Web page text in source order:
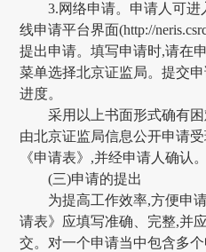
3.网络申请。申请人可
线申请平台界面(http://
提出申请。填写申请时,请在
菜单选择北京证监局。提交
进度。
采用以上书面形式确有
由北京证监局信息公开申请
《申请表》,并经申请人确认。
(三)申请的提出
为提高工作效率,方便申
请表》应填写准确、完整,并
交。对一个申请当中包含多